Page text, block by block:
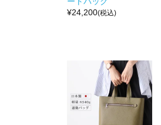
¥24,200(税込)